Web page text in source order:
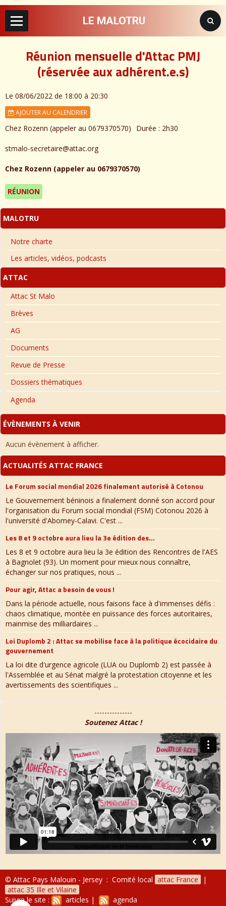
LE MALOTRU
Réunion mensuelle d'Attac PMJ
(réservée aux adhérent.e.s)
Le 08/06/2022 de 18:00 à 20:30
AJOUTER AU CALENDRIER
Chez Rozenn (appeler au 0679370570) Durée : 2h30
stmalo-secretaire@attac.org
Chez Rozenn (appeler au 0679370570)
RÉUNION
MALOTRU
Notre charte
Les articles, vidéos, podcasts
ATTAC
Attac St Malo
Brèves
AG
Documents
Revue de Presse
Dossiers thématiques
Agenda
ÉVÈNEMENTS À VENIR
Aucun évènement à afficher.
ACTUALITÉS ATTAC FRANCE
Le Forum social mondial 2026 finalement autorisé à Cotonou
Le Gouvernement béninois a finalement donné son accord pour
l'organisation du Forum social mondial (FSM) Cotonou 2026 à
l'université d'Abomey-Calavi. C'est ...
Les 8 et 9 octobre aura lieu la 3e édition des...
Les 8 et 9 octobre aura lieu la 3e édition des Rencontres de l'AES
à Bagnolet (93). Un moment pour mieux nous connaître,
échanger sur nos pratiques, nous ...
Pour agir, Attac a besoin de vous !
Dans la période actuelle, nous faisons face à d'immenses défis :
chaos climatique, montée en puissance des forces autoritaires,
mainmise des milliardaires ...
Loi Duplomb 2 : Attac se mobilise face à la politique écocidaire du
gouvernement
La loi dite d'urgence agricole (LUA ou Duplomb 2) est passée à
l'Assemblée et au Sénat malgré la protestation citoyenne et les
avertissements des scientifiques ...
---------------
Soutenez Attac !
© Attac Pays Malouin - Jersey : Comité local attac France
|
attac 35 Ille et Vilaine
Suivre le site :
articles | agenda